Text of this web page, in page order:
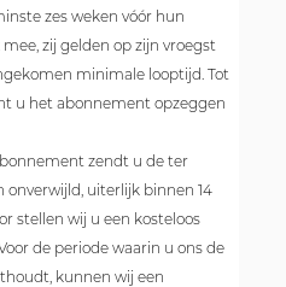
zes weken vóór hun
zij gelden op zijn vroegst
minimale looptijd. Tot
u het abonnement opzeggen
zendt u de ter
uiterlijk binnen 14
stellen wij u een kosteloos
de periode waarin u ons de
kunnen wij een